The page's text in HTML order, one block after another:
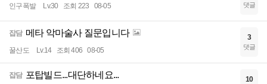
인구폭발 Lv.30 조회 223 08-05 댓글
잡담 메타 악마술사 질문입니다
꿀산도 Lv.14 조회 406 08-05
3
댓글
잡담 포탑빌드...대단하네요... 10